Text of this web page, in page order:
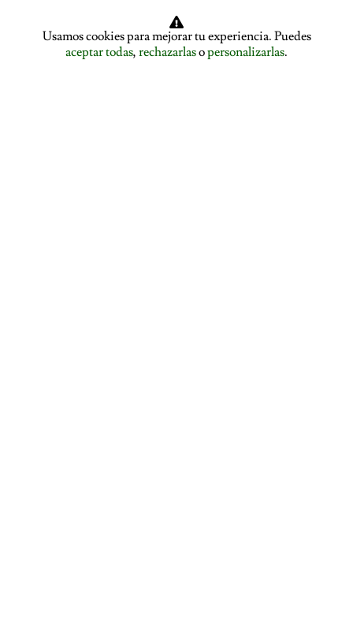
ÍNDICE DE CAPÍTULOS
LOS ÁRBOLES HABLAN: ASAMBLEA ARBÓREA
Usamos cookies para mejorar tu experiencia. Puedes
aceptar todas, rechazarlasopersonalizarlas.